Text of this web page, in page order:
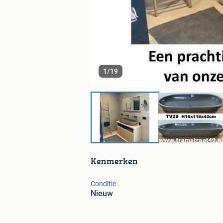
1/19
Kenmerken
Conditie
Nieuw